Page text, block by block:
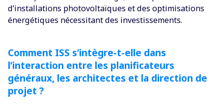
d’installations photovoltaïques et des optimisations
énergétiques nécessitant des investissements.
Comment ISS s’intègre-t-elle dans
l’interaction entre les planificateurs
généraux, les architectes et la direction de
projet ?